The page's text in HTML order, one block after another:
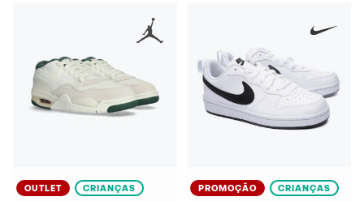
OUTLET CRIANÇAS PROMOÇÃO CRIANÇAS